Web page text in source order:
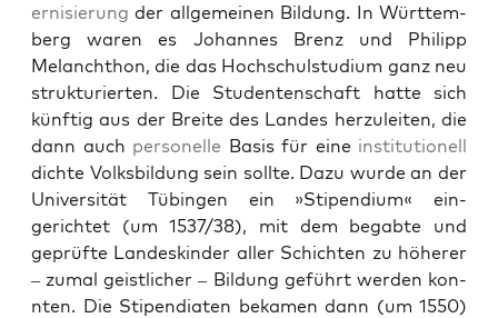
ernisierung der all­ge­meinen Bil­dung. In Würt­tem­
berg waren es Johannes Brenz und Philipp
Melanchthon, die das Hochschul­studi­um ganz neu
struk­turi­erten. Die Stu­den­ten­schaft hat­te sich
kün­ftig aus der Bre­ite des Lan­des herzuleit­en, die
dann auch per­son­elle Basis für eine insti­tu­tionell
dichte Volks­bil­dung sein sollte. Dazu wurde an der
Uni­ver­sität Tübin­gen ein »Stipendi­um« ein­
gerichtet (um 1537/38), mit dem begabte und
geprüfte Lan­de­skinder aller Schicht­en zu höher­er
– zumal geistlich­er – Bil­dung geführt wer­den kon­
nten. Die Stipen­di­at­en beka­men dann (um 1550)